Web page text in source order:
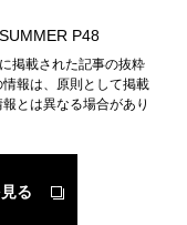
P48
掲載された記事の抜粋
報は、原則として掲載
とは異なる場合があり
る